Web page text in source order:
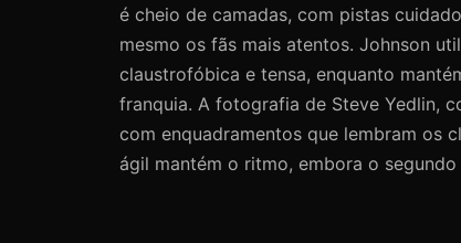
é cheio de camadas, com pistas
mesmo os fãs mais atentos. Johnson
claustrofóbica e tensa, enquanto
franquia. A fotografia de Steve Yedlin,
com enquadramentos que lembram os
ágil mantém o ritmo, embora o